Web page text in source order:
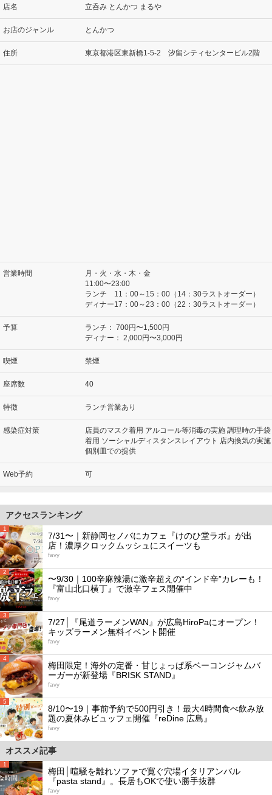
店名 立呑み とんかつ まるや
お店のジャンル とんかつ
住所 東京都港区東新橋1-5-2 汐留シティセンタービル2階
営業時間
月・火・水・木・金
11:00〜23:00
ランチ 11：00～15：00（14：30ラストオーダー）
ディナー17：00～23：00（22：30ラストオーダー）
予算 ランチ： 700円〜1,500円
ディナー： 2,000円〜3,000円
喫煙 禁煙
座席数 40
特徴 ランチ営業あり
感染症対策
店員のマスク着用 アルコール等消毒の実施 調理時の手袋
着用 ソーシャルディスタンスレイアウト 店内換気の実施
個別皿での提供
Web予約 可
アクセスランキング
1
7/31〜｜新静岡セノバにカフェ『けのひ堂ラボ』が出
店！濃厚クロックムッシュにスイーツも
favy
2
〜9/30｜100辛麻辣湯に激辛超えの“インド辛”カレーも！
『富山北口横丁』で激辛フェス開催中
favy
3
7/27│『尾道ラーメンWAN』が広島HiroPaにオープン！
キッズラーメン無料イベント開催
favy
4
梅田限定！海外の定番・甘じょっぱ系ベーコンジャムバ
ーガーが新登場『BRISK STAND』
favy
5
8/10〜19｜事前予約で500円引き！最大4時間食べ飲み放
題の夏休みビュッフェ開催『reDine 広島』
favy
オススメ記事
1
梅田│喧騒を離れソファで寛ぐ穴場イタリアンバル
『pasta stand』。長居もOKで使い勝手抜群
favy